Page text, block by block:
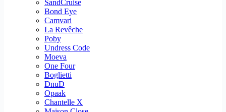
SandCruise
Bond Eye
Camvari
La Revêche
Poby
Undress Code
Moeva
One Four
Boglietti
DnuD
Opaak
Chantelle X